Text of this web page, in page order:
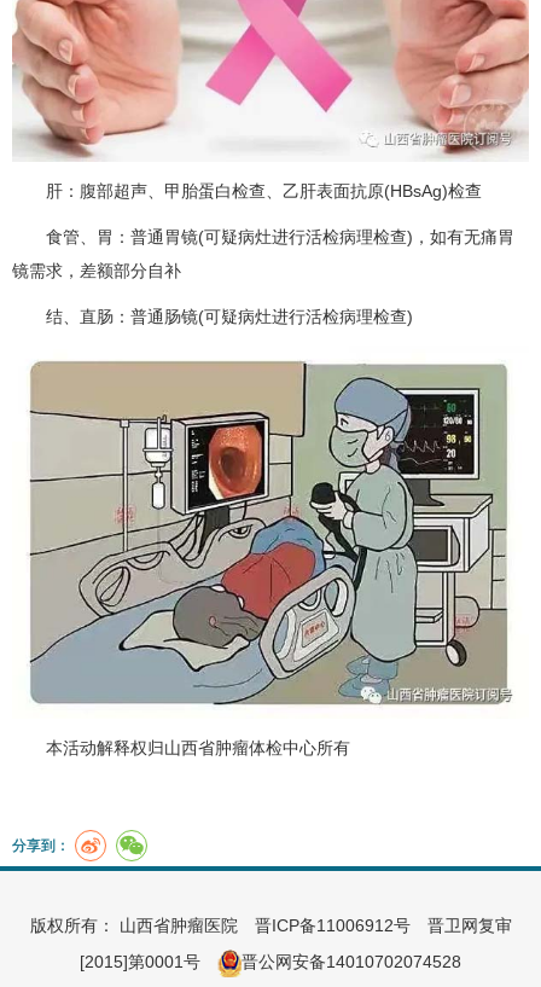
肝：腹部超声、甲胎蛋白检查、乙肝表面抗原(HBsAg)检查
食管、胃：普通胃镜(可疑病灶进行活检病理检查)，如有无痛胃
镜需求，差额部分自补
结、直肠：普通肠镜(可疑病灶进行活检病理检查)
本活动解释权归山西省肿瘤体检中心所有
分享到：
版权所有： 山西省肿瘤医院 晋ICP备11006912号晋卫网复审
[2015]第0001号
晋公网安备14010702074528